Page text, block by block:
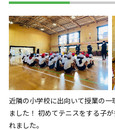
近隣の小学校に出向いて授業の
ました！ 初めてテニスをする子
れました。